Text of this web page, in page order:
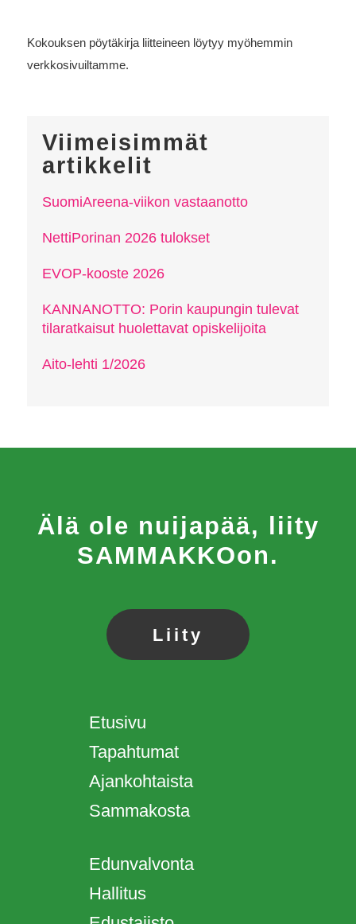
Kokouksen pöytäkirja liitteineen löytyy myöhemmin
verkkosivuiltamme.
Viimeisimmät
artikkelit
SuomiAreena-viikon vastaanotto
NettiPorinan 2026 tulokset
EVOP-kooste 2026
KANNANOTTO: Porin kaupungin tulevat
tilaratkaisut huolettavat opiskelijoita
Aito-lehti 1/2026
Älä ole nuijapää, liity
SAMMAKKOon.
Liity
Etusivu
Tapahtumat
Ajankohtaista
Sammakosta
Edunvalvonta
Hallitus